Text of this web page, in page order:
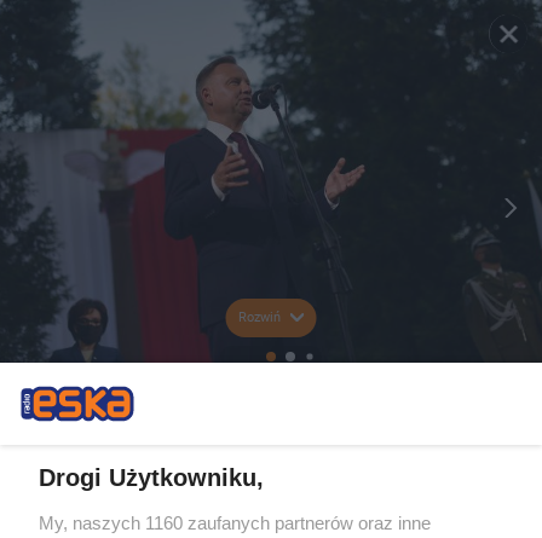
Rozwiń
Drogi Użytkowniku,
My, naszych 1160 zaufanych partnerów oraz inne